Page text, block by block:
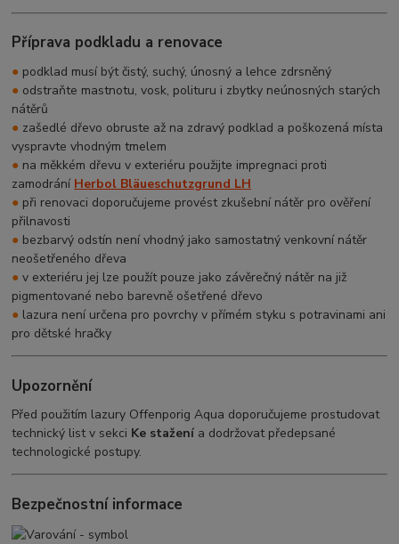
Příprava podkladu a renovace
● podklad musí být čistý, suchý, únosný a lehce zdrsněný
● odstraňte mastnotu, vosk, polituru i zbytky neúnosných starých
nátěrů
● zašedlé dřevo obruste až na zdravý podklad a poškozená místa
vyspravte vhodným tmelem
● na měkkém dřevu v exteriéru použijte impregnaci proti
zamodrání Herbol Bläueschutzgrund LH
● při renovaci doporučujeme provést zkušební nátěr pro ověření
přilnavosti
● bezbarvý odstín není vhodný jako samostatný venkovní nátěr
neošetřeného dřeva
● v exteriéru jej lze použít pouze jako závěrečný nátěr na již
pigmentované nebo barevně ošetřené dřevo
● lazura není určena pro povrchy v přímém styku s potravinami ani
pro dětské hračky
Upozornění
Před použitím lazury Offenporig Aqua doporučujeme prostudovat
technický list v sekci Ke stažení a dodržovat předepsané
technologické postupy.
Bezpečnostní informace